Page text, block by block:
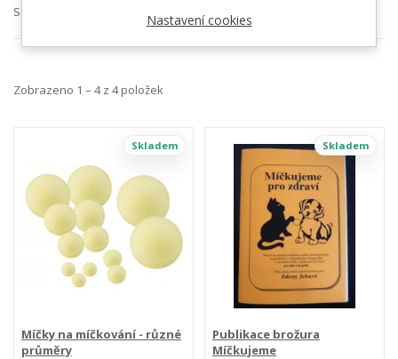
Seřadit podle
Zobrazeno 1 – 4 z 4 položek
Skladem
Míčky na míčkování - různé
průměry
Skladem
Publikace brožura
Míčkujeme
Nastavení cookies